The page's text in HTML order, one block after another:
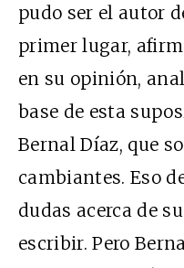
pudo ser el autor
primer lugar,
en su opinión,
base de esta
Bernal Díaz, que
cambiantes. Eso
dudas acerca de
escribir. Pero